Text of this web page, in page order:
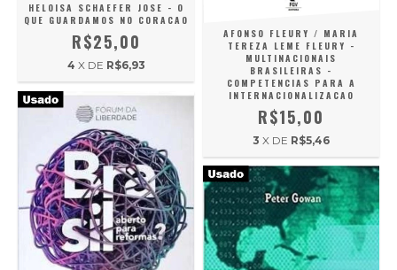
HELOISA SCHAEFER JOSE - O
QUE GUARDAMOS NO CORACAO
R$25,00
4 X DE R$6,93
AFONSO FLEURY / MARIA
TEREZA LEME FLEURY -
MULTINACIONAIS
BRASILEIRAS -
COMPETENCIAS PARA A
INTERNACIONALIZACAO
R$15,00
3 X DE R$5,46